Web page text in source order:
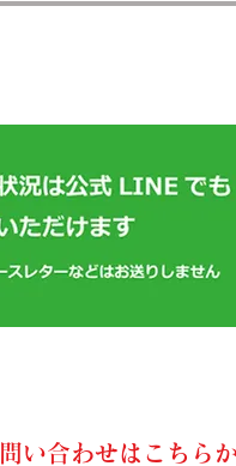
い合わせはこちら